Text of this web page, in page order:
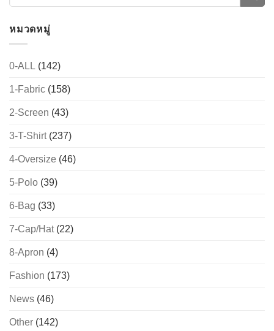
หมวดหมู่
0-ALL (142)
1-Fabric (158)
2-Screen (43)
3-T-Shirt(237)
4-Oversize (46)
5-Polo (39)
6-Bag (33)
7-Cap/Hat(22)
8-Apron (4)
Fashion (173)
News (46)
Other (142)